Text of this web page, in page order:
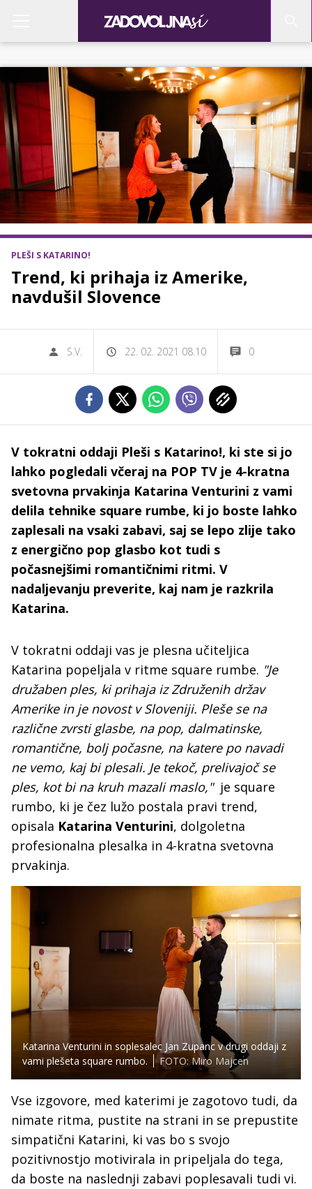
PLEŠI S KATARINO!
Trend, ki prihaja iz Amerike,
navdušil Slovence
S.V. 22. 02. 2021 08.10 0
V tokratni oddaji Pleši s Katarino!, ki ste si jo
lahko pogledali včeraj na POP TV je 4-kratna
svetovna prvakinja Katarina Venturini z vami
delila tehnike square rumbe, ki jo boste lahko
zaplesali na vsaki zabavi, saj se lepo zlije tako
z energično pop glasbo kot tudi s
počasnejšimi romantičnimi ritmi. V
nadaljevanju preverite, kaj nam je razkrila
Katarina.
V tokratni oddaji vas je plesna učiteljica
Katarina popeljala v ritme square rumbe. "Je
družaben ples, ki prihaja iz Združenih držav
Amerike in je novost v Sloveniji. Pleše se na
različne zvrsti glasbe, na pop, dalmatinske,
romantične, bolj počasne, na katere po navadi
ne vemo, kaj bi plesali. Je tekoč, prelivajoč se
ples, kot bi na kruh mazali maslo,"je square
rumbo, ki je čez lužo postala pravi trend,
opisala Katarina Venturini, dolgoletna
profesionalna plesalka in 4-kratna svetovna
prvakinja.
Katarina Venturini in soplesalec Jan Zupanc v drugi oddaji z
vami plešeta square rumbo.
FOTO: Miro Majcen
Vse izgovore, med katerimi je zagotovo tudi, da
nimate ritma, pustite na strani in se prepustite
simpatični Katarini, ki vas bo s svojo
pozitivnostjo motivirala in pripeljala do tega,
da boste na naslednji zabavi poplesavali tudi vi.